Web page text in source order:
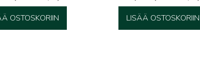
OSTOSKORIIN LISÄÄ OSTOSKORIIN